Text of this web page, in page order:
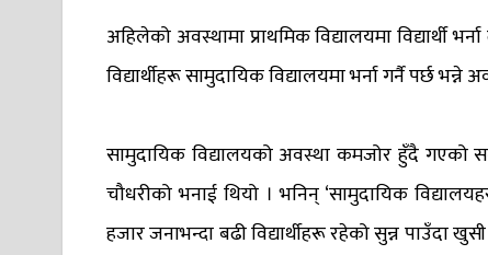
अहिलेको अवस्थामा प्राथमिक विद्यालयमा विद्यार्थी
विद्यार्थीहरू सामुदायिक विद्यालयमा भर्ना गर्नै पर्छ
सामुदायिक विद्यालयको अवस्था कमजोर हुँदै गएको
चौधरीको भनाई थियो । भनिन् ‘सामुदायिक
हजार जनाभन्दा बढी विद्यार्थीहरू रहेको सुन्न पाउँदा